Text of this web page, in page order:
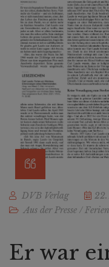
DVB Verlag
Aus der Presse /
Er war